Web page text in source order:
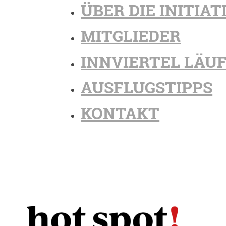
ÜBER DIE
MITGLIEDER
INNVIERTEL
AUSFLUGSTIPPS
KONTAKT